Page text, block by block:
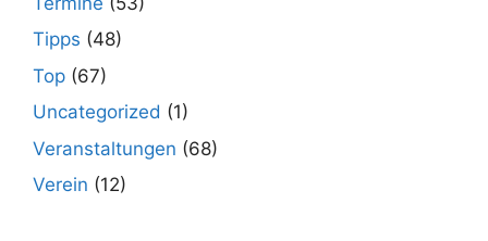
Tipps (48)
Top (67)
Uncategorized (1)
Veranstaltungen (68)
Verein (12)